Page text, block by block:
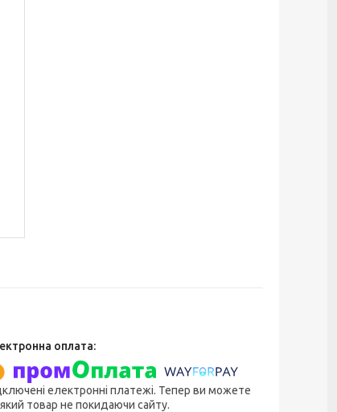
електронні платежі. Тепер ви можете
товар не покидаючи сайту.